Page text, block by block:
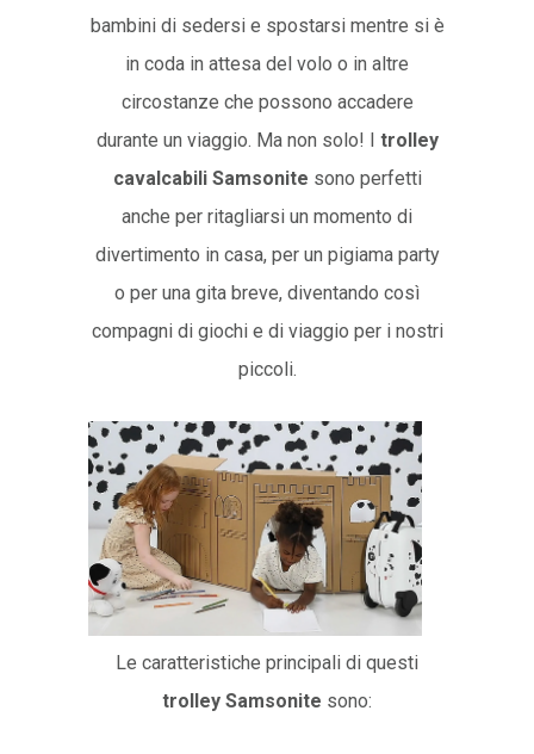
bambini di sedersi e spostarsi mentre si è
in coda in attesa del volo o in altre
circostanze che possono accadere
durante un viaggio. Ma non solo! I trolley
cavalcabili Samsonite sono perfetti
anche per ritagliarsi un momento di
divertimento in casa, per un pigiama party
o per una gita breve, diventando così
compagni di giochi e di viaggio per i nostri
piccoli.
Le caratteristiche principali di questi
trolley Samsonite sono: